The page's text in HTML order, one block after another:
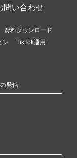
問い合わせ
資料ダウンロード
ン
TikTok運用
発信